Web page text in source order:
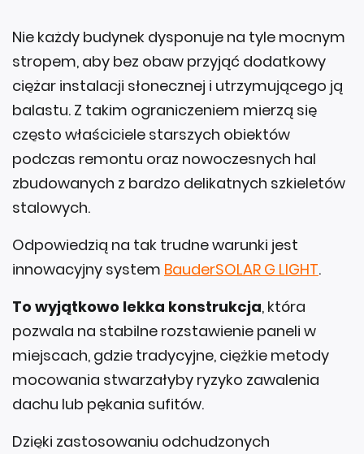
Nie każdy budynek dysponuje na tyle mocnym
stropem, aby bez obaw przyjąć dodatkowy
ciężar instalacji słonecznej i utrzymującego ją
balastu. Z takim ograniczeniem mierzą się
często właściciele starszych obiektów
podczas remontu oraz nowoczesnych hal
zbudowanych z bardzo delikatnych szkieletów
stalowych.
Odpowiedzią na tak trudne warunki jest
innowacyjny system BauderSOLAR G LIGHT.
To wyjątkowo lekka konstrukcja, która
pozwala na stabilne rozstawienie paneli w
miejscach, gdzie tradycyjne, ciężkie metody
mocowania stwarzałyby ryzyko zawalenia
dachu lub pękania sufitów.
Dzięki zastosowaniu odchudzonych